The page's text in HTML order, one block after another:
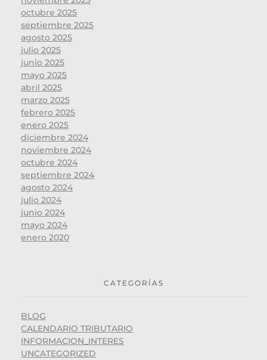
octubre 2025
septiembre 2025
agosto 2025
julio 2025
junio 2025
mayo 2025
abril 2025
marzo 2025
febrero 2025
enero 2025
diciembre 2024
noviembre 2024
octubre 2024
septiembre 2024
agosto 2024
julio 2024
junio 2024
mayo 2024
enero 2020
CATEGORÍAS
BLOG
CALENDARIO TRIBUTARIO
INFORMACION_INTERES
UNCATEGORIZED